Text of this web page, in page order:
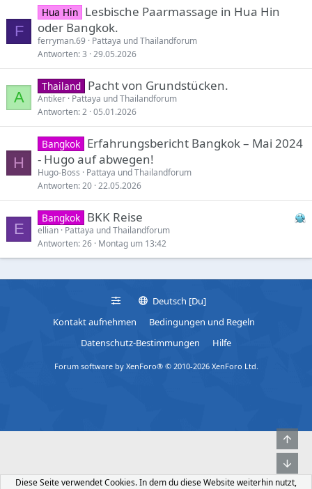
F
Hua Hin Lesbische Paarmassage in Hua Hin
oder Bangkok.
ferryman.69 Pattaya und Thailandforum
Antworten 3 29.05.2026
A
Thailand Pacht von Grundstücken.
Antiker Pattaya und Thailandforum
Antworten 2 05.01.2026
H
Bangkok Erfahrungsbericht Bangkok – Mai 2024
- Hugo auf abwegen!
Hugo-Boss
Pattaya und Thailandforum
Antworten 20 22.05.2026
E
Bangkok BKK Reise
ellian Pattaya und Thailandforum
Antworten 26 Montag um 13:42
Deutsch [Du]
Kontakt aufnehmen
Bedingungen und Regeln
Datenschutz-Bestimmungen
Hilfe
Forum software by XenForo® © 2010-2026 XenForo Ltd.
Diese Seite verwendet Cookies. In dem du diese Website weiterhin nutzt,